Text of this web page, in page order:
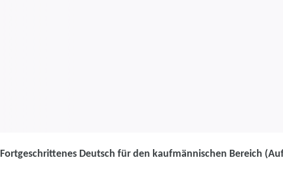
Fortgeschrittenes Deutsch für den kaufmännischen Bereich